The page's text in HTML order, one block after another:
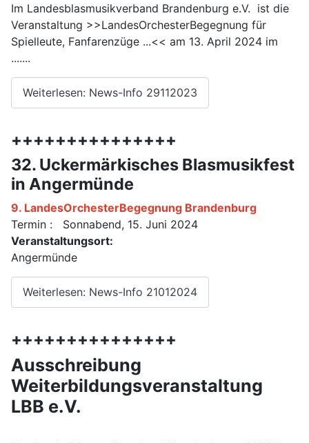
Im Landesblasmusikverband Brandenburg e.V. ist die
Veranstaltung >>LandesOrchesterBegegnung für
Spielleute, Fanfarenzüge ...<< am 13. April 2024 im
.......
Weiterlesen: News-Info 29112023
+++++++++++++++
32. Uckermärkisches Blasmusikfest
in Angermünde
9. LandesOrchesterBegegnung Brandenburg
Termin : Sonnabend, 15. Juni 2024
Veranstaltungsort:
Angermünde
Weiterlesen: News-Info 21012024
+++++++++++++++
Ausschreibung
Weiterbildungsveranstaltung
LBB e.V.